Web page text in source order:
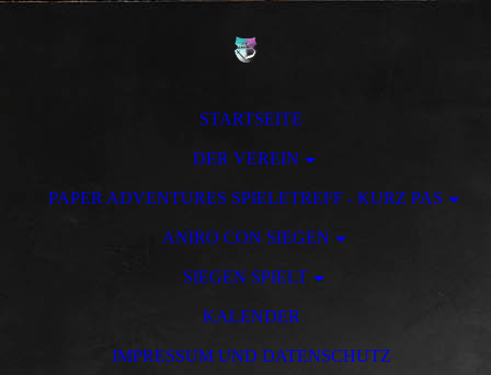
STARTSEITE
DER VEREIN
PAPER ADVENTURES SPIELETREFF - KURZ PAS
ANIRO CON SIEGEN
SIEGEN SPIELT
KALENDER
IMPRESSUM UND DATENSCHUTZ